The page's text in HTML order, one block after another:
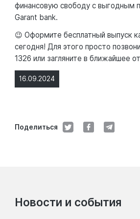
16.09.2024
Поделиться
финансовую свободу с выгодным
Garant bank.
😉 Оформите бесплатный выпуск
сегодня! Для этого просто
1326 или загляните в ближайшее
Новости и события